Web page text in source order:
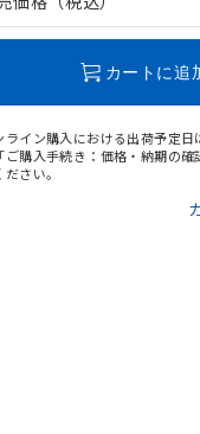
カートに追
ライン購入における出荷予定日
ご購入手続き：価格・納期の確
さい。